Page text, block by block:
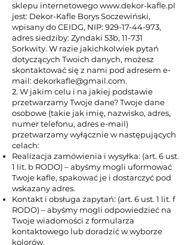
sklepu internetowegowww.dekor-kafle.pl
jest: Dekor-Kafle Borys Soczewiński,
wpisany do CEIDG, NIP: 929-17-44-973,
adres siedziby: Zyndaki 53b, 11-731
Sorkwity. W razie jakichkolwiek pytań
dotyczących Twoich danych, możesz
skontaktować się z nami pod adresem e-
mail: dekorkafle@gmail.com.
2. W jakim celu i na jakiej podstawie
przetwarzamy Twoje dane? Twoje dane
osobowe (takie jak imię, nazwisko, adres,
numer telefonu, adres e-mail)
przetwarzamy wyłącznie w następujących
celach:
Realizacja zamówienia i wysyłka: (art. 6 ust.
1 lit. b RODO) – abyśmy mogli uformować
Twoje kafle, spakować je i dostarczyć pod
wskazany adres.
Kontakt i obsługa zapytań: (art. 6 ust. 1 lit. f
RODO) – abyśmy mogli odpowiedzieć na
Twoje wiadomości z formularza
kontaktowego lub doradzić w wyborze
kolorów.